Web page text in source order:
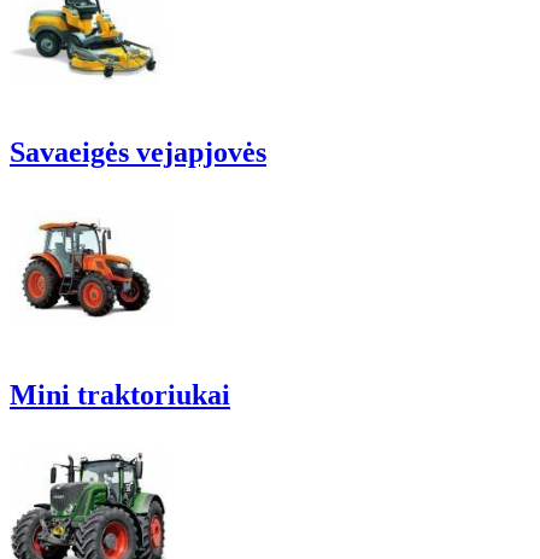
Savaeigės vejapjovės
Mini traktoriukai